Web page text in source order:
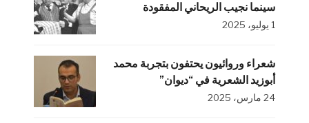
سينما نجيب الريحاني المفقودة
1 يوليو، 2025
شعراء وروائيون يحتفون بتجربة محمد
أبوزيد الشعرية في “ديوان”
24 مارس، 2025